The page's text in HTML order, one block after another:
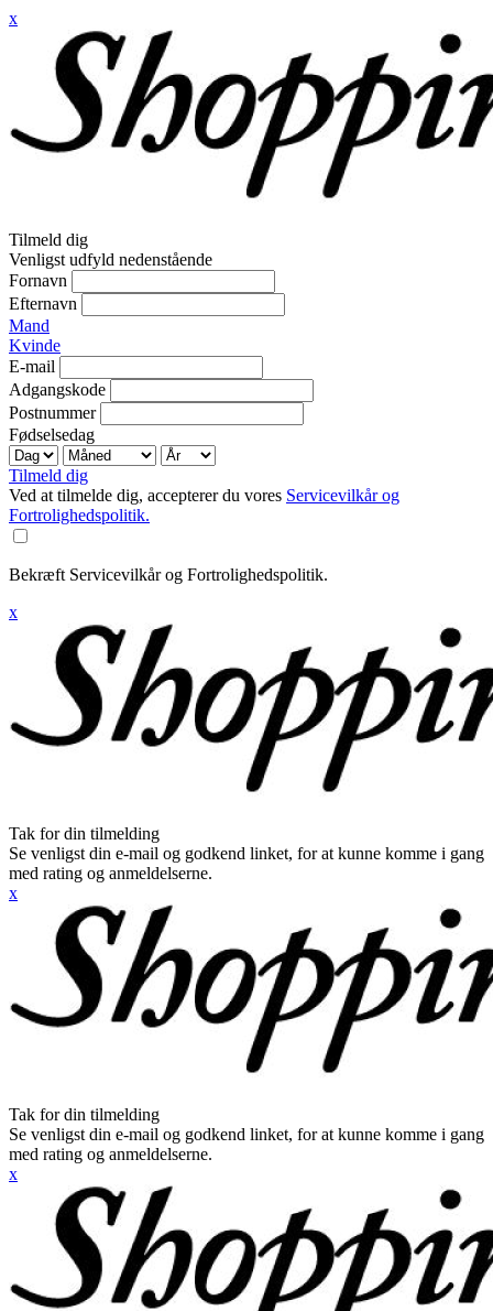
x
Tilmeld dig
Venligst udfyld nedenstående
Fornavn
Efternavn
Mand
Kvinde
E-mail
Adgangskode
Postnummer
Fødselsedag
Tilmeld dig
Ved at tilmelde dig, accepterer du vores Servicevilkår og
Fortrolighedspolitik.
Bekræft Servicevilkår og Fortrolighedspolitik.
x
Tak for din tilmelding
Se venligst din e-mail og godkend linket, for at kunne komme i gang
med rating og anmeldelserne.
x
Tak for din tilmelding
Se venligst din e-mail og godkend linket, for at kunne komme i gang
med rating og anmeldelserne.
x